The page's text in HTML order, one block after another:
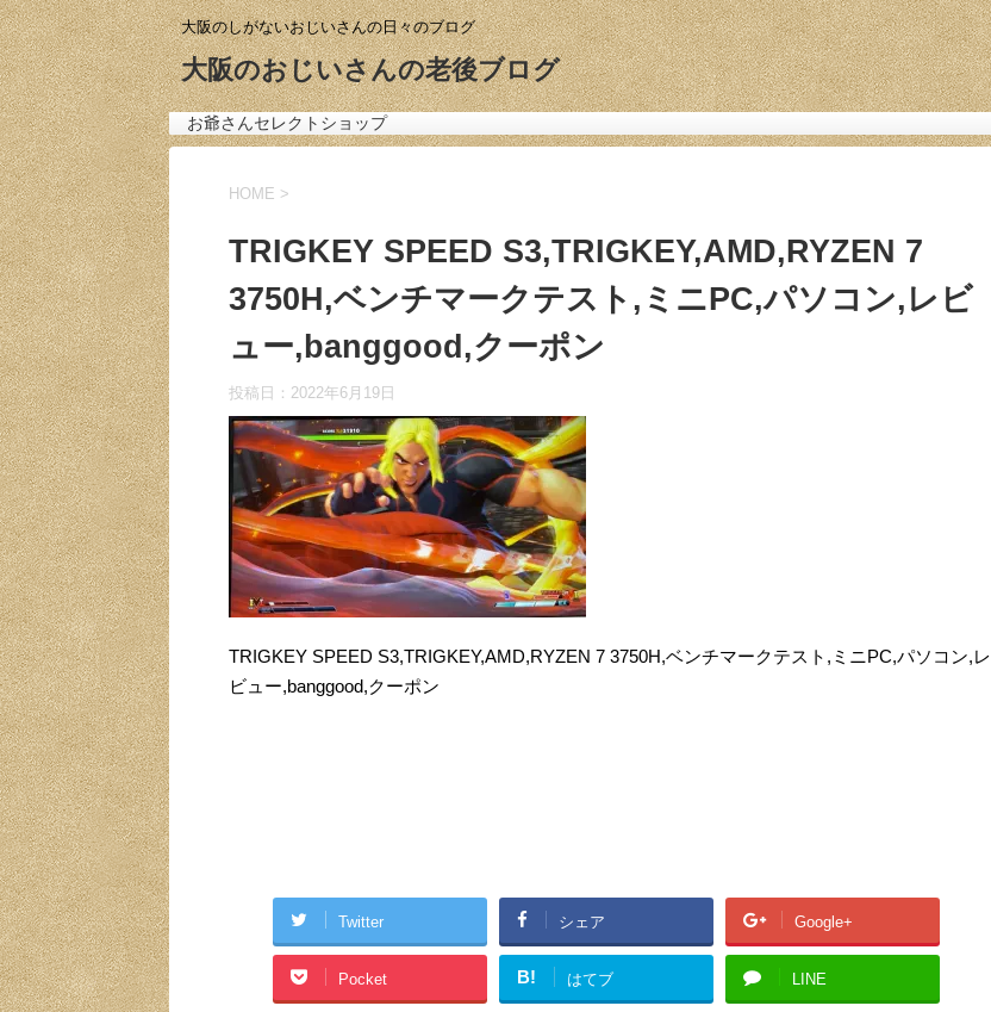
大阪のしがないおじいさんの日々のブログ
大阪のおじいさんの老後ブログ
お爺さんセレクトショップ
HOME >
TRIGKEY SPEED S3,TRIGKEY,AMD,RYZEN 7
3750H,ベンチマークテスト,ミニPC,パソコン,レビ
ュー,banggood,クーポン
投稿日： 2022年6月19日
TRIGKEY SPEED S3,TRIGKEY,AMD,RYZEN 7 3750H,ベンチマークテスト,ミニPC,パソコン,レ
ビュー,banggood,クーポン
Twitter シェア Google+
Pocket B! はてブ LINE